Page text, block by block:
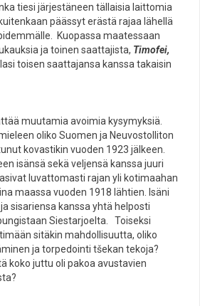
tiesi järjestäneen tällaisia laittomia
päässyt erästä rajaa lähellä
Kuopassa maatessaan
ja toinen saattajista, Timofei,
toisen saattajansa kanssa takaisin
muutamia avoimia kysymyksiä.
oliko Suomen ja Neuvostolliton
kovastikin vuoden 1923 jälkeen.
isänsä sekä veljensä kanssa juuri
luvattomasti rajan yli kotimaahan
maassa vuoden 1918 lähtien. Isäni
sisariensa kanssa yhtä helposti
Siestarjoelta. Toiseksi
sitäkin mahdollisuutta, oliko
ja torpedointi tšekan tekoja?
koko juttu oli pakoa avustavien